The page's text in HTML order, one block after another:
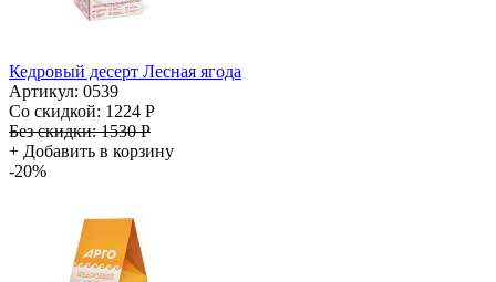
Кедровый десерт Лесная ягода
Артикул: 0539
Со скидкой: 1224 Р
Без скидки:1530 Р
+ Добавить в корзину
-20%